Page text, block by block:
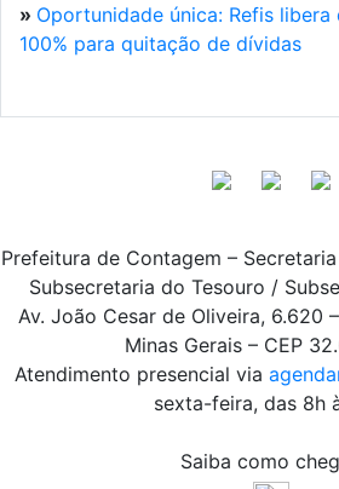
» Oportunidade única: Refis
100% para quitação de dívidas
Prefeitura de Contagem –
Subsecretaria do Tesouro /
Av. João Cesar de Oliveira, 6.620
Minas Gerais – CEP
Atendimento presencial via
sexta-feira, das 8h
Saiba como